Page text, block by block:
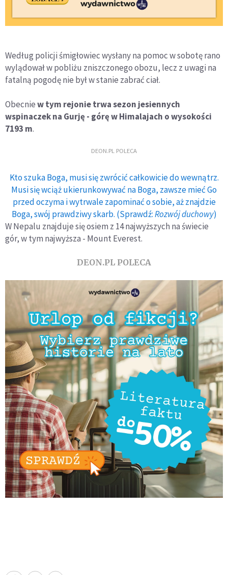
Według policji śmigłowiec wysłany na pomoc w sobotę rano
wylądował w pobliżu zniszczonego obozu, lecz z uwagi na
fatalną pogodę nie był w stanie zabrać ciał.
Obecniew tym rejonie trwa sezon jesiennych
wspinaczek na Gurję - górę w Himalajach o wysokości
7193 m.
DEON.PL POLECA
Kto szuka Boga, musi się zwrócić całkowicie do wewnątrz.
Musi się wciąż ukierunkowywać na Boga, zawsze mieć Go
przed oczyma i wytrwale zapominać o sobie, aż znajdzie
Boga, swój prawdziwy skarb. (Sprawdź:Rozwój duchowy)
W Nepalu znajduje się osiem z 14 najwyższych na świecie
gór, w tym najwyższa - Mount Everest.
DEON.PL POLECA